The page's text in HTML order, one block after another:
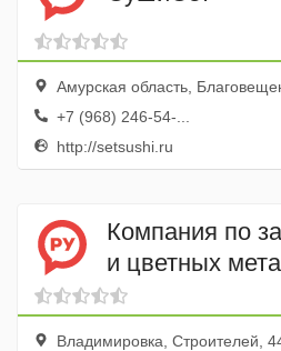
Амурская область,
+7 (968) 246-54-...
http://setsushi.ru
Компания по
и цветных
Владимировка, Строителей,